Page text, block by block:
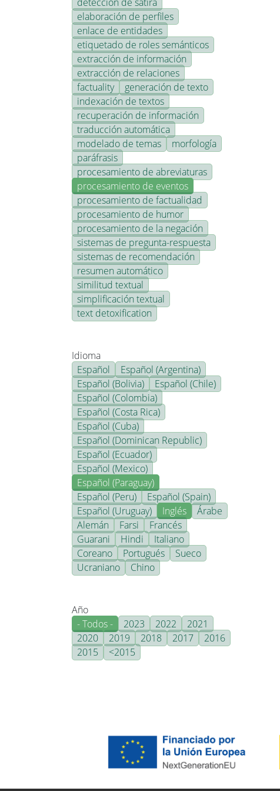
elaboración de perfiles
enlace de entidades
etiquetado de roles semánticos
extracción de información
extracción de relaciones
factuality
generación de texto
indexación de textos
recuperación de información
traducción automática
modelado de temas
morfología
paráfrasis
procesamiento de abreviaturas
procesamiento de eventos
procesamiento de factualidad
procesamiento de humor
procesamiento de la negación
sistemas de pregunta-respuesta
sistemas de recomendación
resumen automático
similitud textual
simplificación textual
text detoxification
Idioma
Español
Español (Argentina)
Español (Bolivia)
Español (Chile)
Español (Colombia)
Español (Costa Rica)
Español (Cuba)
Español (Dominican Republic)
Español (Ecuador)
Español (Mexico)
Español (Paraguay)
Español (Peru)
Español (Spain)
Español (Uruguay)
Inglés
Árabe
Alemán
Farsi
Francés
Guarani
Hindi
Italiano
Coreano
Portugués
Sueco
Ucraniano
Chino
Año
- Todos -
2023 2022
2021
2020
2019 2018 2017
2016
2015
<2015